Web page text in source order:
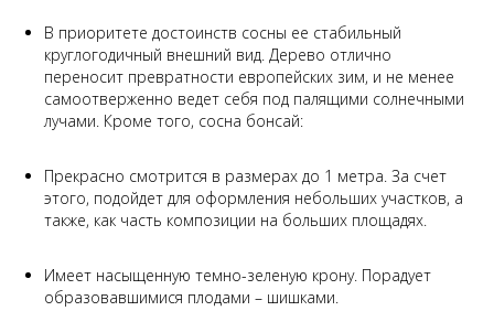
В приоритете достоинств сосны ее стабильный
круглогодичный внешний вид. Дерево отлично
переносит превратности европейских зим, и не менее
самоотверженно ведет себя под палящими солнечными
лучами. Кроме того, сосна бонсай:
Прекрасно смотрится в размерах до 1 метра. За счет
этого, подойдет для оформления небольших участков, а
также, как часть композиции на больших площадях.
Имеет насыщенную темно-зеленую крону. Порадует
образовавшимися плодами – шишками.